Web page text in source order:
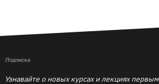
Подписка
Узнавайте о новых курсах и лекциях первым